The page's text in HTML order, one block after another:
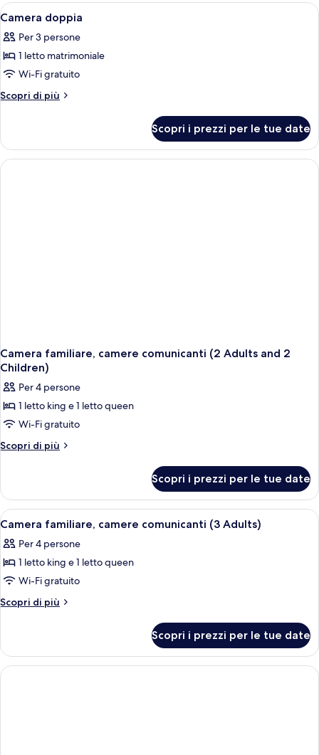
Apri
tutte
le
foto
per
Camera
Una camera da letto moderna con
2
Camera doppia
Per 3 persone
1 letto matrimoniale
Wi-Fi gratuito
Scopri di più
Altri
doppia
Scopri i prezzi per le tue date
Camera familiare, camere comunicanti (2 Adults and 2
Children)
Per 4 persone
1 letto king e 1 letto queen
Wi-Fi gratuito
Scopri di più
Altri
familiare,
camere
comunicanti
Adults
and
Children)
Scopri i prezzi per le tue date
Apri
tutte
le
foto
per
Camera
comunicanti
(3
Adults)
Una camera d'albergo con un letto,
1
Camera familiare, camere comunicanti (3 Adults)
Per 4 persone
1 letto king e 1 letto queen
Wi-Fi gratuito
Scopri di più
Altri
familiare,
camere
comunicanti
Scopri i prezzi per le tue date